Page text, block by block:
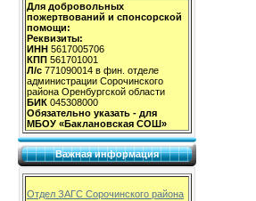
Для добровольных
пожертвований и спонсорской
помощи:
Реквизиты:
ИНН 5617005706
КПП 561701001
Л/с 771090014 в фин. отделе
администрации Сорочинского
района Оренбургской области
БИК 045308000
Обязательно указать - для
МБОУ «Баклановская СОШ»
Важная информация
Отдел ЗАГС Сорочинского района